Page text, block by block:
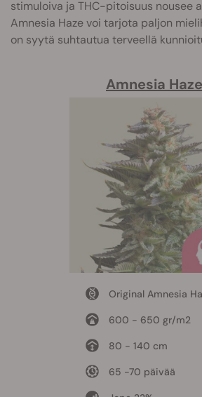
stimuloiva ja THC-pitoisuus nousee
Amnesia Haze voi tarjota paljon
on syytä suhtautua terveellä
Amnesia Haze
Original Amnesia
600 - 650 gr/m2
80 - 140 cm
65 -70 päivää